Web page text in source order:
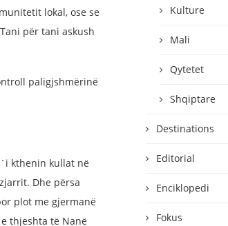
lokal, ose se
për tani askush
paligjshmërinë
kthenin kullat në
Dhe përsa
plot me gjermanë
thjeshta të Nanë
Kulture
Mali
Qytetet
Shqiptare
Destinations
Editorial
Enciklopedi
Fokus